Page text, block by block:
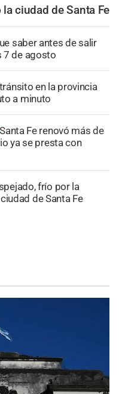
ciudad de Santa Fe
saber antes de salir
7 de agosto
en la provincia
a minuto
Santa Fe renovó más de
ya se presta con
frío por la
de Santa Fe